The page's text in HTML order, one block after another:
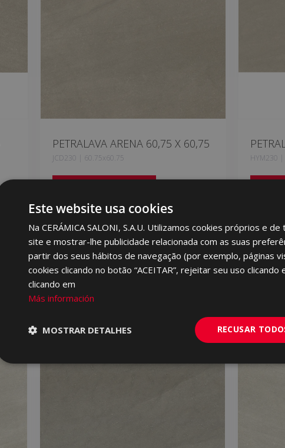
PETRALAVA ARENA 60,75 X 60,75
JCD230 | 60.75x60.75 HYM230 |
Este website usa cookies
Na CERÁMICA SALONI, S.A.U. Utilizamos cookies próprios e
site e mostrar-lhe publicidade relacionada com as suas
partir dos seus hábitos de navegação (por exemplo, páginas
cookies clicando no botão “ACEITAR”, rejeitar seu uso clicando
clicando em
Más información
RECUSAR
MOSTRAR DETALHES